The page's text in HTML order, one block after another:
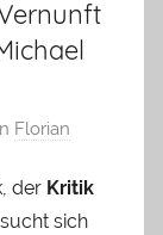
Florian
der Kritik
sich